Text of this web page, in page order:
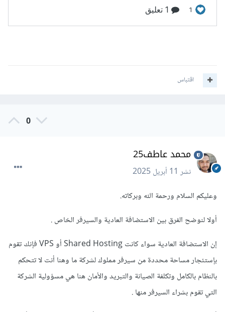
اقتباس
0
محمد عاطف25
نشر11 أبريل 2025
وعليكم السلام ورحمة الله وبركاته.
أولا لنوضح الفرق بين الاستضافة العادية والسيرفر الخاص .
إن الاستضافة العادية سواء كانت Shared Hosting أو VPS فإنك تقوم
بإستئجار مساحة محددة من سيرفر مملوك لشركة ما وهنا أنت لا تتحكم
بالنظام بالكامل وتكلفة الصيانة والتبريد والأمان هنا هي مسؤولية الشركة
التي تقوم بشراء السيرفر منها .